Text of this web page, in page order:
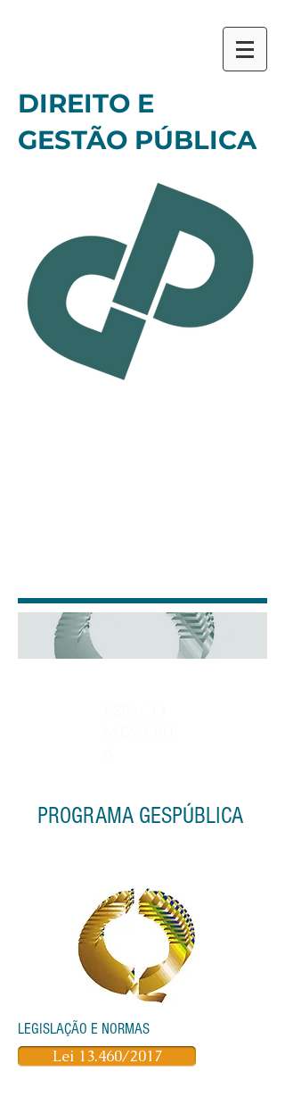
DIREITO E
GESTÃO PÚBLICA
PROGRAMA GESPÚBLICA
LEGISLAÇÃO E NORMAS
Lei 13.460/2017